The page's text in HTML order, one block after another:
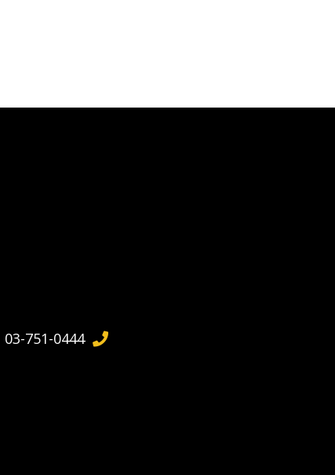
03-751-0444